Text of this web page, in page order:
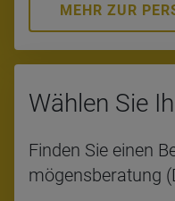
MEHR ZUR
Wäh­len Sie
Fin­den Sie einen
mö­gens­be­ra­tung